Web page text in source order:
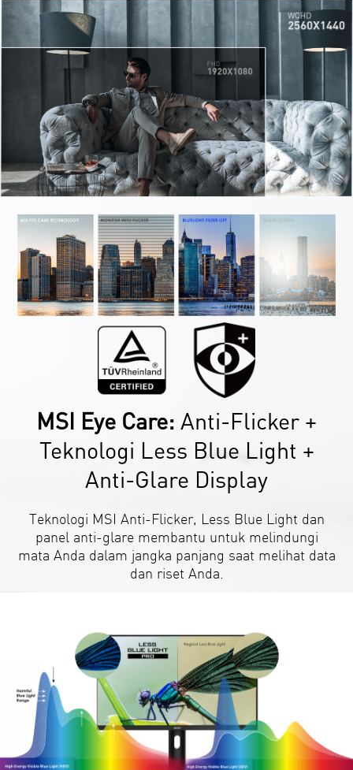
MSI Eye Care: Anti-Flicker +
Teknologi Less Blue Light +
Anti-Glare Display
Teknologi MSI Anti-Flicker, Less Blue Light dan
panel anti-glare membantu untuk melindungi
mata Anda dalam jangka panjang saat melihat data
dan riset Anda.